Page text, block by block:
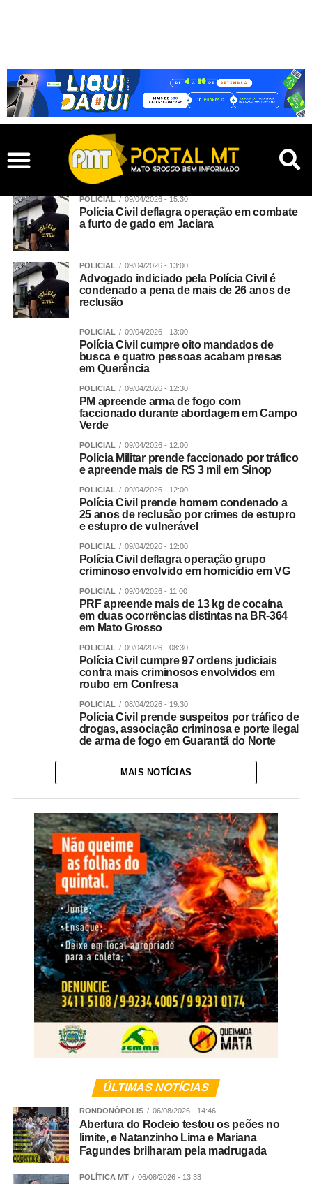
POLICIAL 09/04/2026 - 15:30
Polícia Civil deflagra operação em combate
a furto de gado em Jaciara
POLICIAL 09/04/2026 - 13:00
Advogado indiciado pela Polícia Civil é
condenado a pena de mais de 26 anos de
reclusão
POLICIAL 09/04/2026 - 13:00
Polícia Civil cumpre oito mandados de
busca e quatro pessoas acabam presas
em Querência
POLICIAL 09/04/2026 - 12:30
PM apreende arma de fogo com
faccionado durante abordagem em Campo
Verde
POLICIAL 09/04/2026 - 12:00
Polícia Militar prende faccionado por tráfico
e apreende mais de R$ 3 mil em Sinop
POLICIAL 09/04/2026 - 12:00
Polícia Civil prende homem condenado a
25 anos de reclusão por crimes de estupro
e estupro de vulnerável
POLICIAL 09/04/2026 - 12:00
Polícia Civil deflagra operação grupo
criminoso envolvido em homicídio em VG
POLICIAL 09/04/2026 - 11:00
PRF apreende mais de 13 kg de cocaína
em duas ocorrências distintas na BR-364
em Mato Grosso
POLICIAL 09/04/2026 - 08:30
Polícia Civil cumpre 97 ordens judiciais
contra mais criminosos envolvidos em
roubo em Confresa
POLICIAL 08/04/2026 - 19:30
Polícia Civil prende suspeitos por tráfico de
drogas, associação criminosa e porte ilegal
de arma de fogo em Guarantã do Norte
MAIS NOTÍCIAS
ÚLTIMAS NOTÍCIAS
RONDONÓPOLIS 06/08/2026 - 14:46
Abertura do Rodeio testou os peões no
limite, e Natanzinho Lima e Mariana
Fagundes brilharam pela madrugada
POLÍTICA MT 06/08/2026 - 13:33